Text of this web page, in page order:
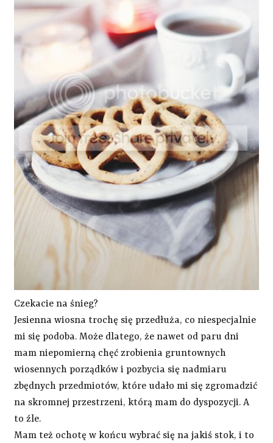
Czekacie na śnieg?
Jesienna wiosna trochę się przedłuża, co niespecjalnie
mi się podoba. Może dlatego, że nawet od paru dni
mam niepomierną chęć zrobienia gruntownych
wiosennych porządków i pozbycia się nadmiaru
zbędnych przedmiotów, które udało mi się zgromadzić
na skromnej przestrzeni, którą mam do dyspozycji. A
to źle.
Mam też ochotę w końcu wybrać się na jakiś stok, i to